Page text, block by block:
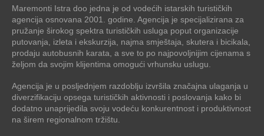
Maremonti Istra doo jedna je od vodećih istarskih turističkih
agencija osnovana 2001. godine. Agencija je specijalizirana za
pružanje širokog spektra turističkih usluga poput organizacije
putovanja, izleta i ekskurzija, najma smještaja, skutera i bicikala,
prodaju autobusnih karata, a sve to po najpovoljnijim cijenama s
željom da svojim klijentima omogući vrhunsku uslugu.
Agencija je u posljednjem razdoblju izvršila značajna ulaganja u
diverzifikaciju opsega turističkih aktivnosti i poslovanja kako bi
dodatno unaprijedila svoju vodeću konkurentnost i produktivnost
na širem regionalnom tržištu.